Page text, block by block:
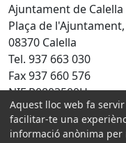
Ajuntament de Calella
Plaça de
08370 Calella
Tel. 937 663 030
Fax 937 660 576
NIF P0803500H
Amb la col·laboració
Aquest lloc web fa
facilitar-te una
informació anònima